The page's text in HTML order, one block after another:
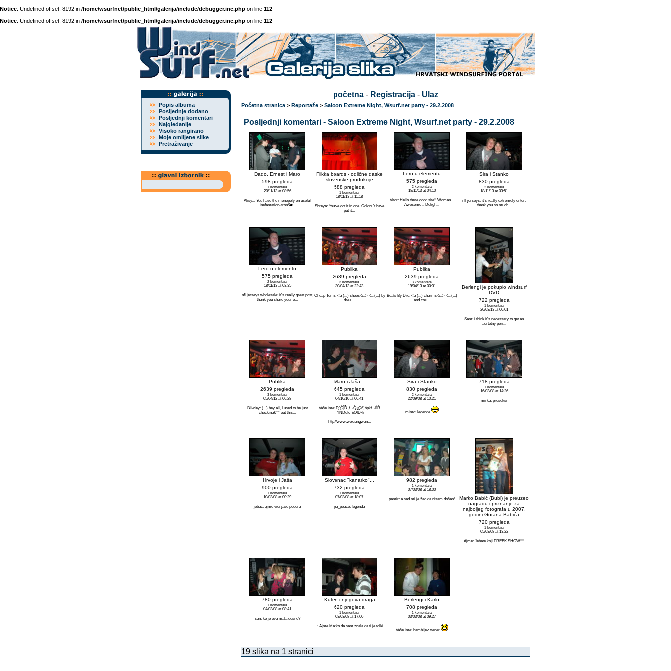
Notice: Undefined offset: 8192 in /home/wsurfnet/public_html/galerija/include/debugger.inc.php on line 112
Notice: Undefined offset: 8192 in /home/wsurfnet/public_html/galerija/include/debugger.inc.php on line 112
Popis albuma
Posljednje dodano
Posljednji komentari
Najgledanije
Visoko rangirano
Moje omiljene slike
Pretraživanje
početna- Registracija- Ulaz
Početna stranica > Reportaže > Saloon Extreme Night, Wsurf.net party - 29.2.2008
Posljednji komentari - Saloon Extreme Night, Wsurf.net party - 29.2.2008
Dado, Ernest i Maro
598 pregleda
1 komentara
20/11/13 at 08:56
Alisya: You have the monopoly on useful
inefamation-rron&#...
Flikka boards - odlične daske
slovenske produkcije
588 pregleda
1 komentara
18/11/13 at 11:18
Shreya: You've got it in one. Coldnu't have
put it...
Lero u elementu
575 pregleda
2 komentara
18/11/13 at 04:10
Vitor: Hello there good site!! Woman ..
Awesome .. Deligh...
Sira i Stanko
830 pregleda
2 komentara
18/11/13 at 03:51
nfl jerseys: it's really extremely enter,
thank you so much...
Lero u elementu
575 pregleda
2 komentara
18/11/13 at 03:35
nfl jerseys wholesale: it's really great post,
thank you share your o...
Publika
2639 pregleda
3 komentara
30/04/13 at 22:43
Cheap Toms: <a (...) shoes</a> <a (...) by
dre<...
Publika
2639 pregleda
3 komentara
19/04/13 at 00:31
Beats By Dre: <a (...) charms</a> <a (...)
and co<...
Berlengi je pokupio windsurf
DVD
722 pregleda
1 komentara
20/03/13 at 00:01
Sam: i think it's necessary to get an
aertotny peri...
Publika
2639 pregleda
3 komentara
05/04/12 at 06:28
Bliwiey: (...) hey all, I used to be just
checkinâ€™ out this...
Maro i Jaša...
645 pregleda
1 komentara
04/10/10 at 06:41
Vaše ime: ĐˇÓÎĎ·Ł¬Č«Çň´ópkŁ¬ľÍŔ
´ˇ°ÎŇĎëÍćˇ±ÓÎĎ·Íř
http://www.woxiangwan...
Sira i Stanko
830 pregleda
2 komentara
22/09/08 at 10:21
mimo: legende
718 pregleda
1 komentara
16/03/08 at 14:26
mirka: preseksi
Hrvoje i Jaša
900 pregleda
1 komentara
10/03/08 at 00:29
jebač: ajme vidi jase pedera
Slovenac "kanarko"...
732 pregleda
1 komentara
07/03/08 at 18:07
pa_peace: legenda
982 pregleda
1 komentara
07/03/08 at 18:00
pamir: a sad mi je žao da nisam došao!
Marko Babić (Bubi) je preuzeo
nagradu i priznanje za
najboljeg fotografa u 2007.
godini Gorana Babića
720 pregleda
1 komentara
05/03/08 at 13:22
Ajme: Jebate koji FREEK SHOW!!!!
780 pregleda
1 komentara
04/03/08 at 08:41
san: ko je ova mala desno?
Kuten i njegova draga
620 pregleda
1 komentara
03/03/08 at 17:00
...: Ajme Marko da sam znala da ti je tolki..
Berlengi i Karlo
708 pregleda
1 komentara
03/03/08 at 09:27
Vaše ime: bambijev trener
19 slika na 1 stranici